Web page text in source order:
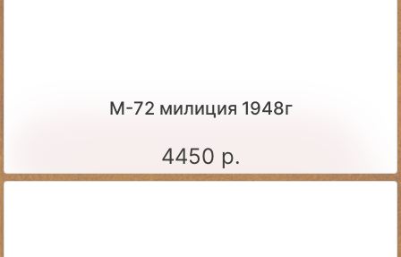
М-72 милиция 1948г
4450 р.